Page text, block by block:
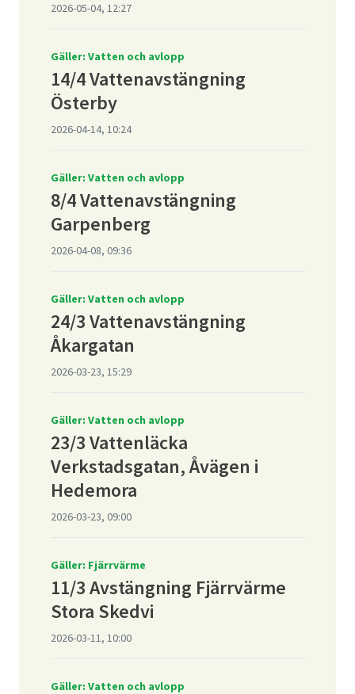
2026-05-04, 12:27
Gäller: Vatten och avlopp
14/4 Vattenavstängning
Österby
2026-04-14, 10:24
Gäller: Vatten och avlopp
8/4 Vattenavstängning
Garpenberg
2026-04-08, 09:36
Gäller: Vatten och avlopp
24/3 Vattenavstängning
Åkargatan
2026-03-23, 15:29
Gäller: Vatten och avlopp
23/3 Vattenläcka
Verkstadsgatan, Åvägen i
Hedemora
2026-03-23, 09:00
Gäller: Fjärrvärme
11/3 Avstängning Fjärrvärme
Stora Skedvi
2026-03-11, 10:00
Gäller: Vatten och avlopp